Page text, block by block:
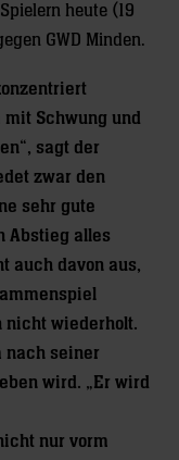
heute (19
GWD Minden.
Schwung und
sagt der
zwar den
sehr gute
Abstieg alles
auch davon aus,
nicht wiederholt.
nach seiner
wird. „Er wird
nur vorm